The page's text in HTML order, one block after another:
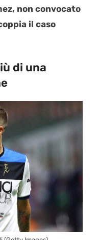
non convocato
il caso
di una